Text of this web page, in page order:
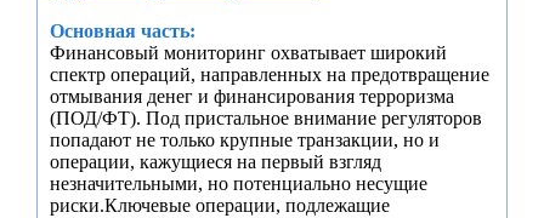
Основная часть:
Финансовый мониторинг охватывает широкий
спектр операций, направленных на предотвращение
отмывания денег и финансирования терроризма
(ПОД/ФТ). Под пристальное внимание регуляторов
попадают не только крупные транзакции, но и
операции, кажущиеся на первый взгляд
незначительными, но потенциально несущие
риски.Ключевые операции, подлежащие